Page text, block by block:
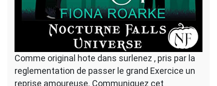
Comme original hote dans surlenez , pris par la
reglementation de passer le grand Exercice un
reprise amoureuse. Communiquez cet